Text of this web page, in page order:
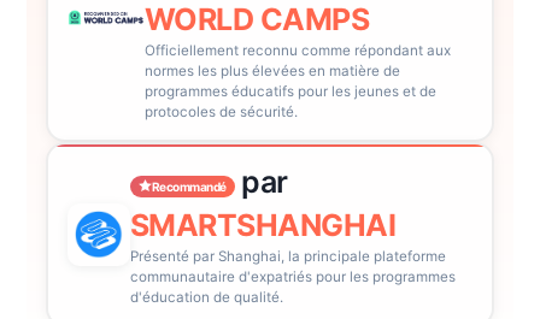
WORLD CAMPS
Officiellement reconnu comme répondant aux
normes les plus élevées en matière de
programmes éducatifs pour les jeunes et de
protocoles de sécurité.
Recommandé par
SMARTSHANGHAI
Présenté par Shanghai, la principale plateforme
communautaire d'expatriés pour les programmes
d'éducation de qualité.